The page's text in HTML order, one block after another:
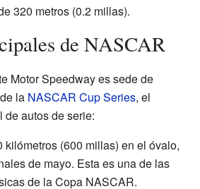
320 metros (0.2 millas).
de NASCAR
Motor Speedway es sede de
la NASCAR Cup Series, el
autos de serie:
kilómetros (600 millas) en el óvalo,
de mayo. Esta es una de las
de la Copa NASCAR.